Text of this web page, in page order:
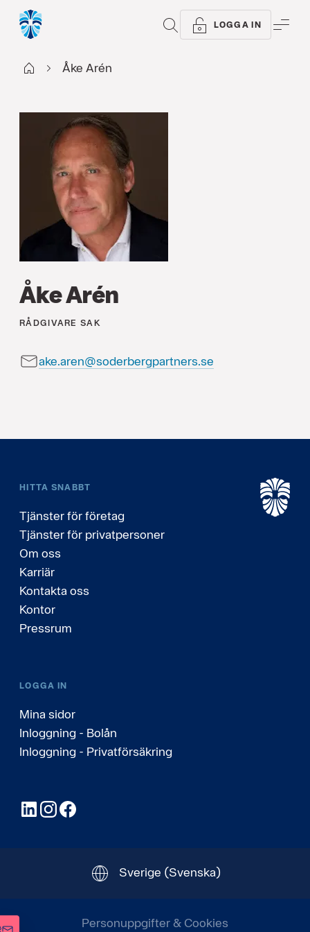
SÖK LOGGA IN
Start Åke Arén
Åke Arén
RÅDGIVARE SAK
ake.aren@soderbergpartners.se
HITTA SNABBT
Tjänster för företag
Tjänster för privatpersoner
Om oss
Karriär
Kontakta oss
Kontor
Pressrum
LOGGA IN
Mina sidor
Inloggning - Bolån
Inloggning - Privatförsäkring
LinkedInInstagram
Sverige (Svenska)
Personuppgifter & Cookies